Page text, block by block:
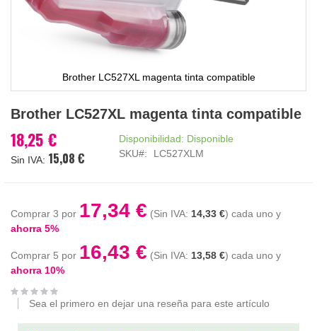
Brother LC527XL magenta tinta compatible
al
de
la
Brother LC527XL magenta tinta compatible
18,25 €
15,08 €
Disponibilidad: Disponible
SKU
LC527XLM
Comprar 3 por 17,34 € 14,33 € cada uno y
ahorra 5%
Comprar 5 por 16,43 € 13,58 € cada uno y
ahorra 10%
Sea el primero en dejar una reseña para este artículo